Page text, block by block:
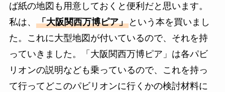
ば紙の地図も用意しておくと便利だと思います。
私は、 「大阪関西万博ピア」という本を買いまし
た。これに大型地図が付いているので、それを持
っていきました。「大阪関西万博ピア」は各パビ
リオンの説明なども乗っているので、これを持っ
て行ってどこのパビリオンに行くかの検討材料に